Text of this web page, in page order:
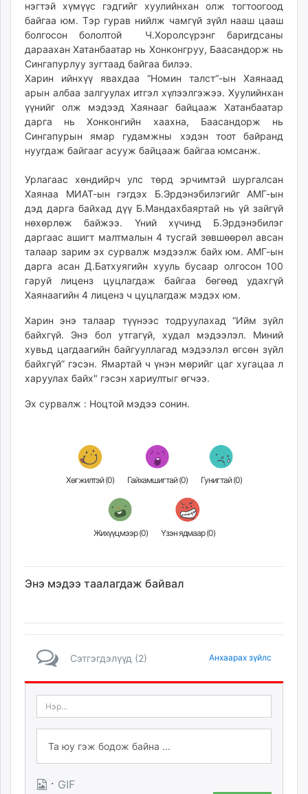
isee.mn
mglradio.com
itoim.mn
tumen.mn
shuum.mn
times.mn
tvmongolia.mn
mass.mn
assa.mn
toim.mn
tac.mn
paparazzi.mn
unread.today
нэгтэй хүмүүс гэдгийг хуулийнхан олж тогтоогоод
байгаа юм. Тэр гурав нийлж чамгүй зүйл нааш цааш
болгосон бололтой Ч.Хоролсүрэнг баригдсаны
дараахан Хатанбаатар нь Хонконгруу, Баасандорж нь
Сингапурлуу зугтаад байгаа билээ.
Харин ийнхүү явахдаа “Номин талст“-ын Хаянаад
арын албаа залгуулах итгэл хүлээлгэжээ. Хуулийнхан
үүнийг олж мэдээд Хаянааг байцааж Хатанбаатар
дарга нь Хонконгийн хаахна, Баасандорж нь
Сингапурын ямар гудамжны хэдэн тоот байранд
нуугдаж байгааг асууж байцааж байгаа юмсанж.
Урлагаас хөндийрч улс төрд эрчимтэй шургалсан
Хаянаа МИАТ-ын гэгдэх Б.Эрдэнэбилэгийг АМГ-ын
дэд дарга байхад дүү Б.Мандахбаяртай нь үй зайгүй
нөхөрлөж байжээ. Үний хүчинд Б.Эрдэнэбилэг
даргаас ашигт малтмалын 4 тусгай зөвшөөрөл авсан
талаар зарим эх сурвалж мэдээлж байх юм. АМГ-ын
дарга асан Д.Батхуягийн хууль бусаар олгосон 100
гаруй лиценз цуцлагдаж байгаа бөгөөд удахгүй
Хаянаагийн 4 лиценз ч цуцлагдаж мэдэх юм.
Харин энэ талаар түүнээс тодруулахад “Ийм зүйл
байхгүй. Энэ бол утгагүй, худал мэдээлэл. Миний
хувьд цагдаагийн байгууллагад мэдээлэл өгсөн зүйл
байхгүй” гэсэн. Ямартай ч үнэн мөрийг цаг хугацаа л
харуулах байх" гэсэн хариултыг өгчээ.
Эх сурвалж : Ноцтой мэдээ сонин.
Хөгжилтэй (0) Гайхамшигтай (0) Гунигтай (0)
Жихүүцмээр (0) Үзэн ядмаар (0)
Энэ мэдээ таалагдаж байвал
Сэтгэгдэлүүд (2) Анхаарах зүйлс
· GIF